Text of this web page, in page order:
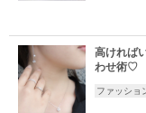
高ければ
わせ術♡
ファッショ